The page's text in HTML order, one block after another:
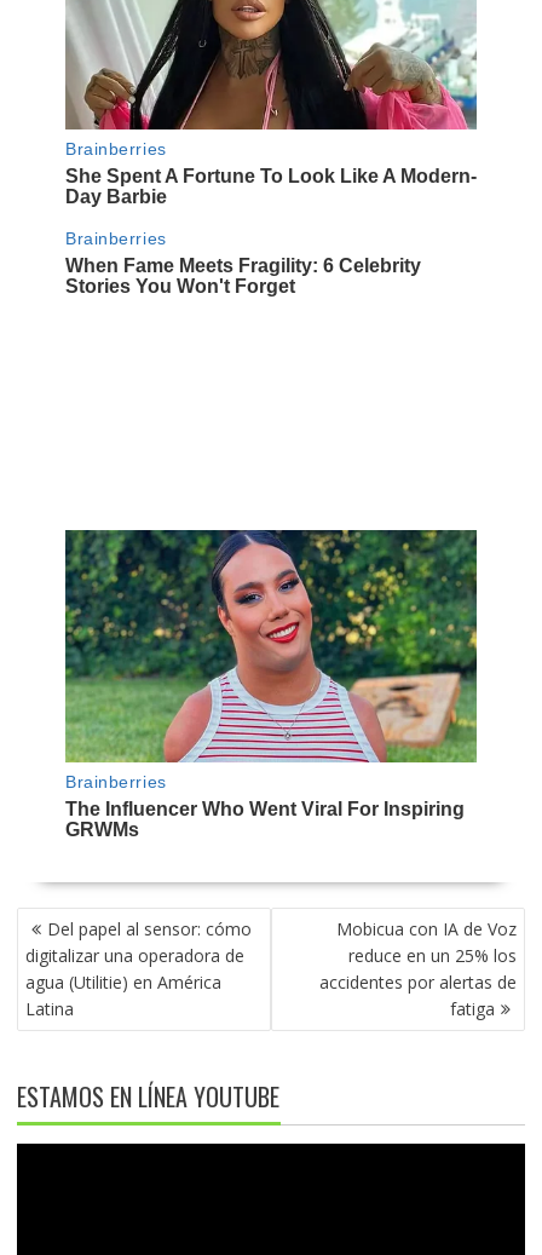
NAVEGACIÓN
DE
ENTRADAS
Del papel al sensor: cómo
digitalizar una operadora de
agua (Utilitie) en América
Latina
Mobicua con IA de Voz
reduce en un 25% los
accidentes por alertas de
fatiga
ESTAMOS EN LÍNEA YOUTUBE